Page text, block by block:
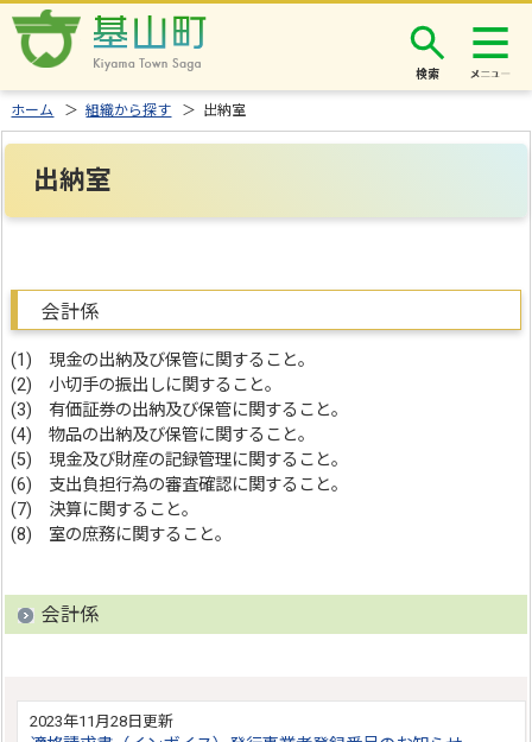
検索
ホーム ＞組織から探す ＞ 出納室
出納室
会計係
(1) 現金の出納及び保管に関すること。
(2) 小切手の振出しに関すること。
(3) 有価証券の出納及び保管に関すること。
(4) 物品の出納及び保管に関すること。
(5) 現金及び財産の記録管理に関すること。
(6) 支出負担行為の審査確認に関すること。
(7) 決算に関すること。
(8) 室の庶務に関すること。
会計係
2023年11月28日更新